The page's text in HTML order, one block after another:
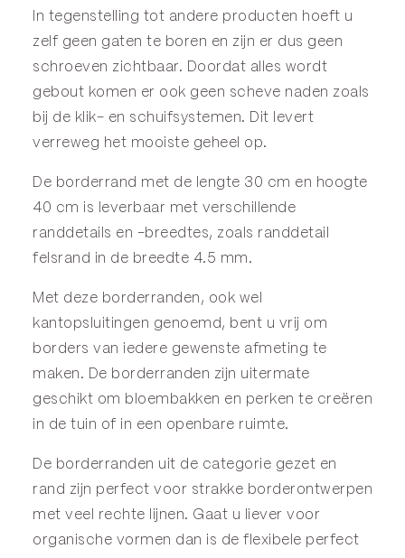
In tegenstelling tot andere producten hoeft u
zelf geen gaten te boren en zijn er dus geen
schroeven zichtbaar. Doordat alles wordt
gebout komen er ook geen scheve naden zoals
bij de klik- en schuifsystemen. Dit levert
verreweg het mooiste geheel op.
De borderrand met de lengte 30 cm en hoogte
40 cm is leverbaar met verschillende
randdetails en -breedtes, zoals randdetail
felsrand in de breedte 4.5 mm.
Met deze borderranden, ook wel
kantopsluitingen genoemd, bent u vrij om
borders van iedere gewenste afmeting te
maken. De borderranden zijn uitermate
geschikt om bloembakken en perken te creëren
in de tuin of in een openbare ruimte.
De borderranden uit de categorie gezet en
rand zijn perfect voor strakke borderontwerpen
met veel rechte lijnen. Gaat u liever voor
organische vormen dan is de flexibele perfect